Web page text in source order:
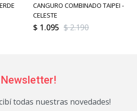
CANGURO COMBINADO TAIPEI -
CELESTE
$ 1.095 $2.190
Newsletter!
todas nuestras novedades!